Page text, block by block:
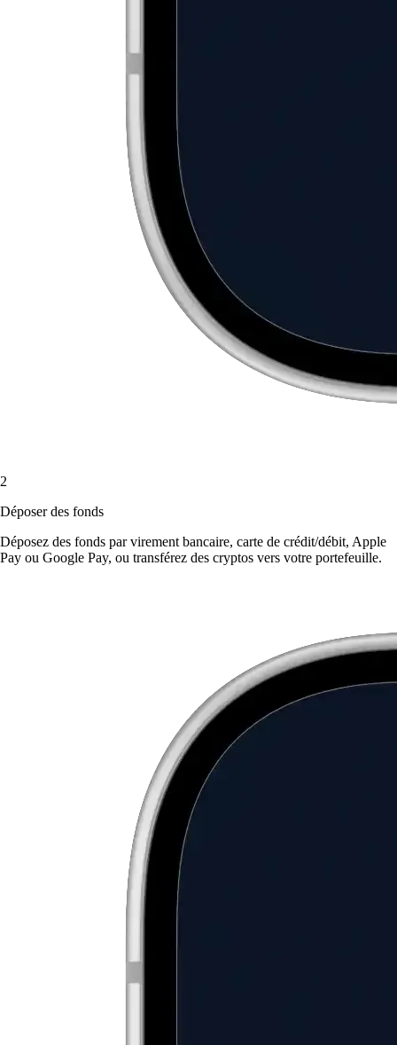
2
Déposer des fonds
Déposez des fonds par virement bancaire, carte de crédit/débit, Apple
Pay ou Google Pay, ou transférez des cryptos vers votre portefeuille.